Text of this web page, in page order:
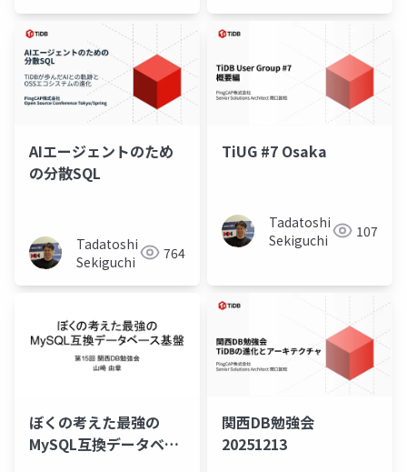
AIエージェントのため
の分散SQL
Tadatoshi
Sekiguchi
764
TiUG #7 Osaka
Tadatoshi
Sekiguchi
107
ぼくの考えた最強の
MySQL互換データベー
関西DB勉強会
20251213